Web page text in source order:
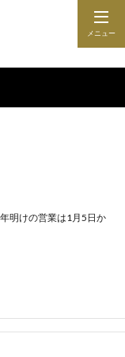
メニュー
明けの営業は1月5日か